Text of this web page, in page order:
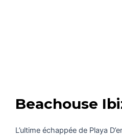
Beachouse
L’ultime échappée de Playa